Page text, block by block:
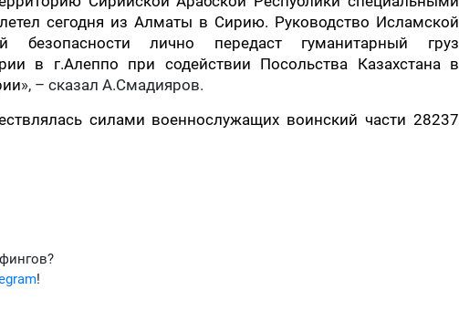
сегодня из Алматы в Сирию. Руководство Исламской
безопасности лично передаст гуманитарный груз
в г.Алеппо при содействии Посольства Казахстана в
», – сказал А.Смадияров.
силами военнослужащих воинский части 28237
!